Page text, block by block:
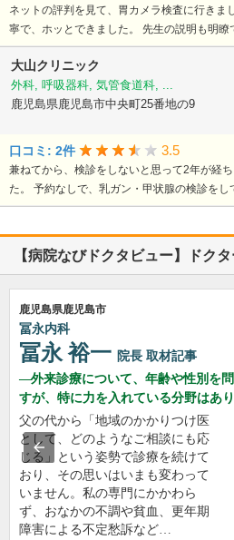
ネットの評判を見て、胃カメラ検査に行きま
寧で、ホッとできました。 先生の説明も明瞭
大山クリニック
外科, 呼吸器科, 気管食道科, ...
鹿児島県鹿児島市中央町25番地の9
口コミ: 2件 3.5
兼ねてから、検診をしないと思って2年が経
た。 予約なしで、乳ガン・甲状腺の検診をし
【病院なびドクタビュー】ドク
鹿児島県鹿児島市
冨永内科
冨永 裕一 院長 取材記事
外来診療について、年齢や性別を
すが、特に力を入れている分野はあ
父の代から「地域のかかりつけ医
として、どのようなご相談にも応
じる」という姿勢で診療を続けて
おり、その思いはいまも変わって
いません。私の専門にかかわら
ず、おなかの不調や貧血、更年期
障害による不定愁訴など…